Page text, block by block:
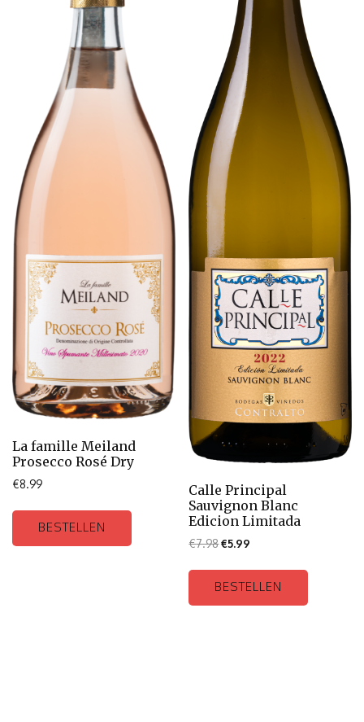
La famille Meiland
Prosecco Rosé Dry
€8.99
BESTELLEN
Calle Principal
Sauvignon Blanc
Edicion Limitada
€7.98€5.99
BESTELLEN